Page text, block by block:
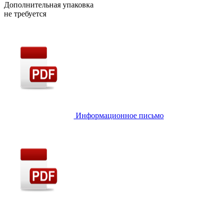
Дополнительная упаковка
не требуется
Информационное письмо